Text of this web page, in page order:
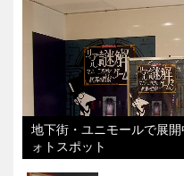
地下街・ユニモールで展
ォトスポット